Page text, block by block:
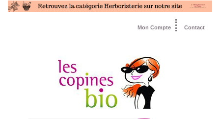
Contact
Mon Compte